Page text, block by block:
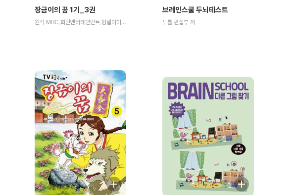
장금이의 꿈 1기_3권
원작 MBC,희원엔터테인먼트,형설아이/만화 둥근아이 저
브레인스쿨 두뇌테스트
투틀 편집부 저